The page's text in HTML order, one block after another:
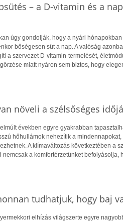
– a D-vitamin és a
úgy gondolják, hogy a nyári
bőségesen süt a nap. A valóság
a szervezet D-vitamin-termelését,
miatt nyáron sem biztos, hogy
növeli a szélsőséges
években egyre gyakrabban
hőhullámok nehezítik a
A klímaváltozás következtében a
nemcsak a komfortérzetünket
tudhatjuk, hogy baj
elhízás világszerte egyre